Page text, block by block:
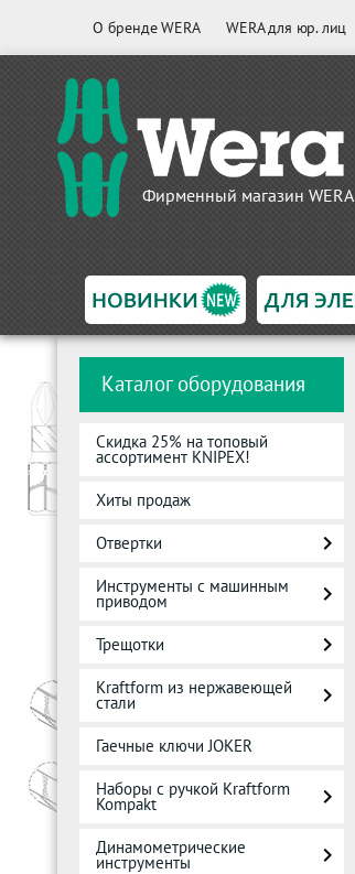
О бренде WERA WERA для юр. лиц
Фирменный магазин WERA
Каталог оборудования
Скидка 25% на топовый
ассортимент KNIPEX!
Хиты продаж
Отвертки
Инструменты с машинным
приводом
Трещотки
Kraftform из нержавеющей
стали
Гаечные ключи JOKER
Наборы с ручкой Kraftform
Kompakt
Динамометрические
инструменты